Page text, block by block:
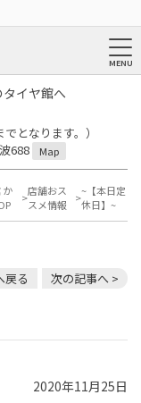
イヤ館へ
となります。）
688
Map
か
店舗おス
スメ情報
~【本日定
休日】~
戻る 次の記事へ >
2020年11月25日